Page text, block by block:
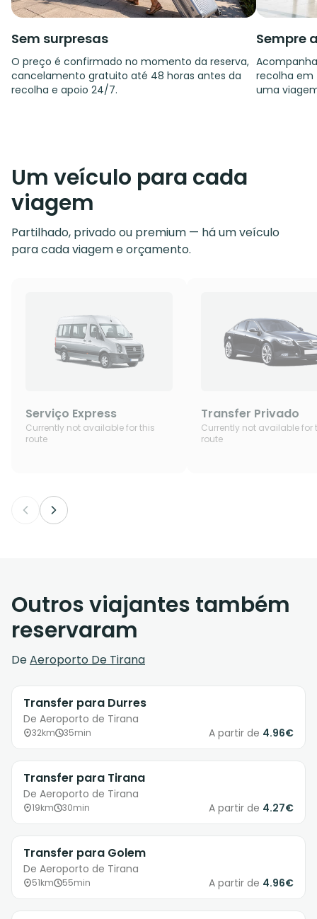
Sem surpresas
O preço é confirmado no momento da reserva,
cancelamento gratuito até 48 horas antes da
recolha e apoio 24/7.
Sempre
recolha em
uma
Um veículo para cada
viagem
Partilhado, privado ou premium — há um veículo
para cada viagem e orçamento.
Serviço Express
Currently not available for this
route
Transfer Privado
Currently not available for
route
Outros viajantes também
reservaram
DeAeroporto De Tirana
Transfer para Durres
De Aeroporto de Tirana
32km 35min A partir de 4.96€
Transfer para Tirana
De Aeroporto de Tirana
19km 30min A partir de 4.27€
Transfer para Golem
De Aeroporto de Tirana
51km 55min A partir de 4.96€